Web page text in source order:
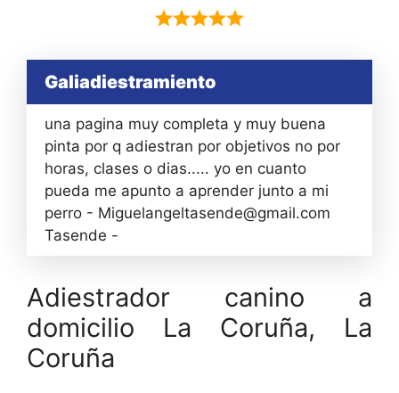
Galiadiestramiento
una pagina muy completa y muy buena
pinta por q adiestran por objetivos no por
horas, clases o dias..... yo en cuanto
pueda me apunto a aprender junto a mi
perro - Miguelangeltasende@gmail.com
Tasende -
Adiestrador canino a
domicilio La Coruña, La
Coruña